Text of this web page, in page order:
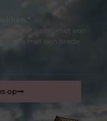
en artikelen met een
lezers met een brede
op